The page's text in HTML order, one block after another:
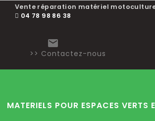
Vente réparation matériel
04 78 98 86 38

>> Contactez-nous
MATERIELS POUR ESPACES VERTS